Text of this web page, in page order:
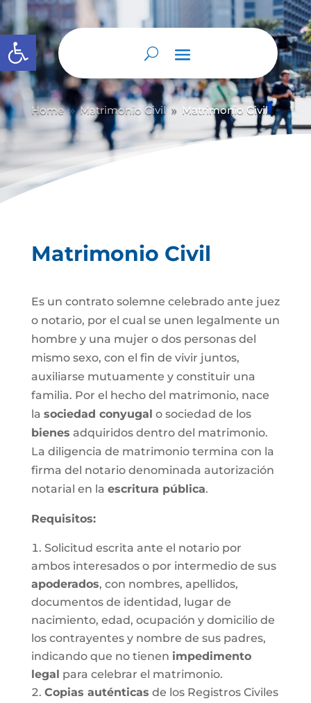
Abrir barra de herramientas
Home 9 Matrimonio Civil 9 Matrimonio Civil
Matrimonio Civil
Es un contrato solemne celebrado ante juez
o notario, por el cual se unen legalmente un
hombre y una mujer o dos personas del
mismo sexo, con el fin de vivir juntos,
auxiliarse mutuamente y constituir una
familia. Por el hecho del matrimonio, nace
la sociedad conyugal o sociedad de los
bienes adquiridos dentro del matrimonio.
La diligencia de matrimonio termina con la
firma del notario denominada autorización
notarial en la escritura pública.
Requisitos:
Solicitud escrita ante el notario por
ambos interesados o por intermedio de sus
apoderados, con nombres, apellidos,
documentos de identidad, lugar de
nacimiento, edad, ocupación y domicilio de
los contrayentes y nombre de sus padres,
indicando que no tienen impedimento
legal para celebrar el matrimonio.
Copias auténticas de los Registros Civiles